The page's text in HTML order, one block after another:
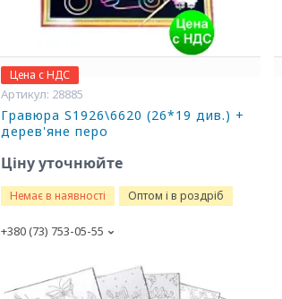
Цена с НДС
28885
Гравюра S1926\6620 (26*19 див.) +
дерев'яне перо
Ціну уточнюйте
Немає в наявності Оптом і в роздріб
+380 (73) 753-05-55